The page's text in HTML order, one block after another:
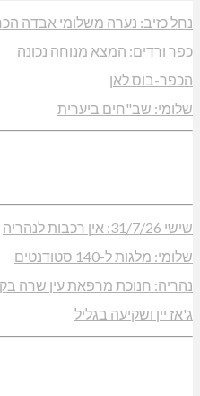
נחל כזיב: נערה משלומי אבדה
כפר ורדים: המצא מנוחה נכונה
הכפר-בוס לאן
שלומי: שב"חים ביערית
שישי 31/7/26: אין רכבות לנהריה
שלומי: מלגות ל-140 סטודנטים
נהריה: חנוכת מרפאת עין שרה
ג'אז יין ושקיעה בגליל